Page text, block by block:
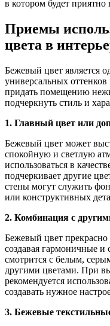
в котором будет приятно
Приемы
цвета в
Бежевый цвет является
универсальных
придать помещению
подчеркнуть стиль и
1. Главный цвет или
Бежевый цвет может
спокойную и светлую
использоваться в
подчеркивает другие
стены могут служить
или конструктивных
2. Комбинация с
Бежевый цвет прекрасно
создавая гармоничные
смотрится с белым,
другими цветами. При
рекомендуется
создавать нужное
3. Бежевые